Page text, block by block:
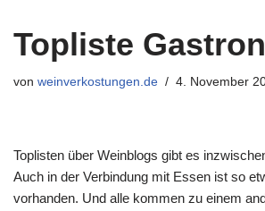
Topliste
von weinverkostungen.de 4. November
Toplisten über Weinblogs gibt es
Auch in der Verbindung mit Essen ist so
vorhanden. Und alle kommen zu einem